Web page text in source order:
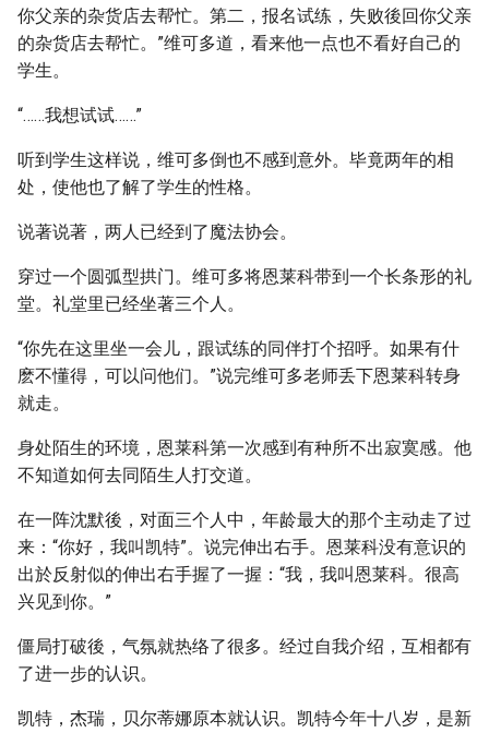
你父亲的杂货店去帮忙。第二，报名试练，失败後回你父亲
的杂货店去帮忙。”维可多道，看来他一点也不看好自己的
学生。
“……我想试试……”
听到学生这样说，维可多倒也不感到意外。毕竟两年的相
处，使他也了解了学生的性格。
说著说著，两人已经到了魔法协会。
穿过一个圆弧型拱门。维可多将恩莱科带到一个长条形的礼
堂。礼堂里已经坐著三个人。
“你先在这里坐一会儿，跟试练的同伴打个招呼。如果有什
麽不懂得，可以问他们。”说完维可多老师丢下恩莱科转身
就走。
身处陌生的环境，恩莱科第一次感到有种所不出寂寞感。他
不知道如何去同陌生人打交道。
在一阵沈默後，对面三个人中，年龄最大的那个主动走了过
来：“你好，我叫凯特”。说完伸出右手。恩莱科没有意识的
出於反射似的伸出右手握了一握：“我，我叫恩莱科。很高
兴见到你。”
僵局打破後，气氛就热络了很多。经过自我介绍，互相都有
了进一步的认识。
凯特，杰瑞，贝尔蒂娜原本就认识。凯特今年十八岁，是新